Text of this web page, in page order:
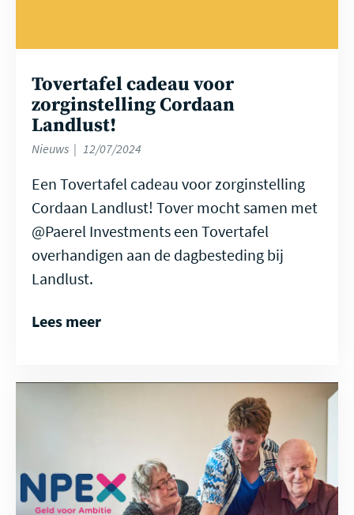
Tovertafel cadeau voor
zorginstelling Cordaan
Landlust!
Nieuws 12/07/2024
Een Tovertafel cadeau voor zorginstelling
Cordaan Landlust! Tover mocht samen met
@Paerel Investments een Tovertafel
overhandigen aan de dagbesteding bij
Landlust.
Lees meer